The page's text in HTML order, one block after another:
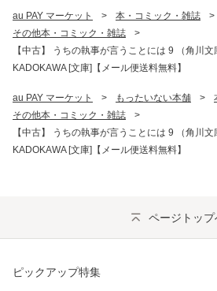
au PAY マーケット > 本・コミック・雑誌
>
その他本・コミック・雑誌
>
【中古】 うちの執事が言うことには 9 （角川
KADOKAWA [文庫]【メール便送料無料】
au PAY マーケット > もったいない本舗 >
その他本・コミック・雑誌
>
【中古】 うちの執事が言うことには 9 （角川
KADOKAWA [文庫]【メール便送料無料】
ページトップ
ピックアップ特集